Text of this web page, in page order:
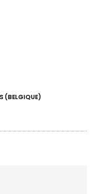
(BELGIQUE)